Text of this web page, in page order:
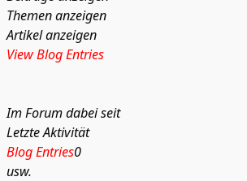
Themen anzeigen
Artikel anzeigen
View Blog Entries
Im Forum dabei seit
Letzte Aktivität
Blog Entries0
usw.